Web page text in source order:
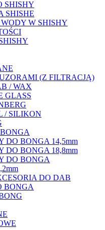
SHISHY
SHISHE
W SHISHY
(Z FILTRACJĄ)
/ WAX
GLASS
/ SILIKON
DO BONGA 14,5mm
DO BONGA 18,8mm
DO BONGA
DO DAB
BONGA